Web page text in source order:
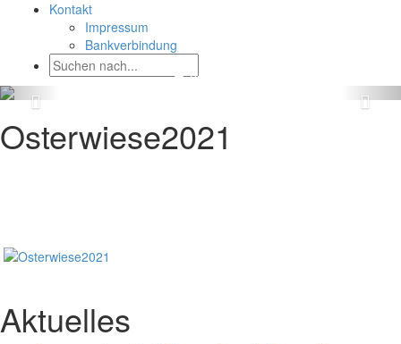
Kontakt
Impressum
Bankverbindung
Osterwiese2021
Aktuelles